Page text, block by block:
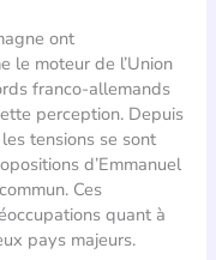
ont
le moteur de l’Union
franco-allemands
perception. Depuis
tensions se sont
d’Emmanuel
Ces
quant à
pays majeurs.